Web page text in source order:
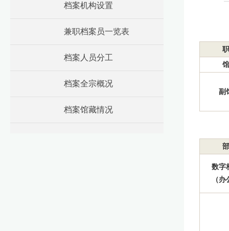
档案机构设置
兼职档案员一览表
档案人员分工
档案全宗概况
档案馆藏情况
副
数字
（